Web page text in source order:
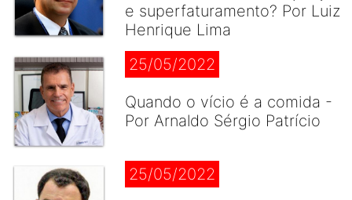
e superfaturamento? Por Luiz
Henrique Lima
25/05/2022
Quando o vício é a comida -
Por Arnaldo Sérgio Patrício
25/05/2022